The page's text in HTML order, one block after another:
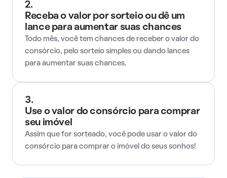
2.
Receba o valor por sorteio ou dê um
lance para aumentar suas chances
Todo mês, você tem chances de receber o valor do
consórcio, pelo sorteio simples ou dando lances
para aumentar suas chances.
3.
Use o valor do consórcio para comprar
seu imóvel
Assim que for sorteado, você pode usar o valor do
consórcio para comprar o imóvel do seus sonhos!